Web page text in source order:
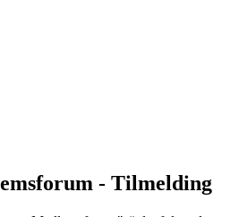
- Tilmelding